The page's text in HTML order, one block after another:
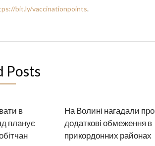
bit.ly/vaccinationpoints.
Posts
в
планує
На Волині нагадали про
додаткові обмеження в
прикордонних районах